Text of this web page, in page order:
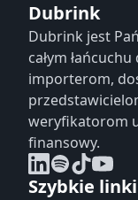
Dubrink
Dubrink jest
całym
importerom,
weryfikatorom
finansowy.
Szybkie linki